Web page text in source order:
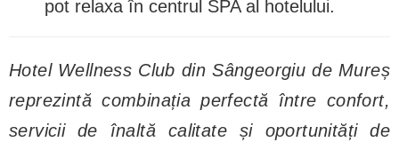
pot relaxa în centrul SPA al hotelului.
Hotel Wellness Club din Sângeorgiu de Mureș
reprezintă combinația perfectă între confort,
servicii de înaltă calitate și oportunități de